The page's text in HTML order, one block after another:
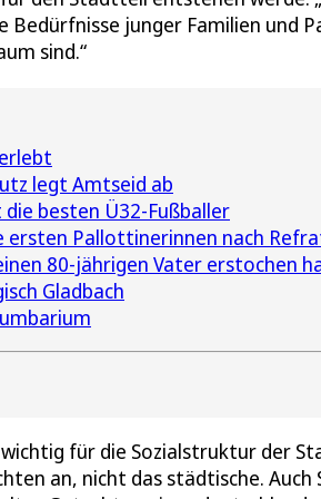
junger Familien und
sind.“
legt Amtseid ab
besten Ü32-Fußballer
ersten Pallottinerinnen nach
80-jährigen Vater erstochen
Gladbach
für die Sozialstruktur der
an, nicht das städtische. Auch